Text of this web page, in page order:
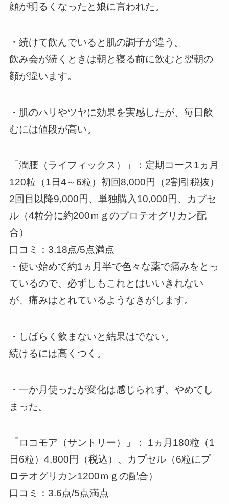
顔が明るくなったと娘に言われた。
・続けて飲んでいると肌の調子が違う。
飲み会が続くときは朝と寝る前に飲むと翌朝の
顔が違います。
・肌のハリやツヤに効果を実感したが、毎日飲
むには値段が高い。
「潤腰（ライフィックス）」：定期コース1ヵ月
120粒（1日4～6粒）初回8,000円（2割引税抜）
2回目以降9,000円、単独購入10,000円、カプセ
ル（4粒分に約200ｍｇのプロテオグリカン配
合）
口コミ：3.18点/5点満点
・使い始めて約1ヵ月半で色々な薬で痛みをとっ
ているので、必ずしもこれとはいいきれない
が、痛みはとれているようなきがします。
・しばらく飲まないと結果はでない。
続けるには高くつく。
・一か月使ったが変化は感じられず、やめてし
まった。
「ロコモア（サントリー）」： 1ヵ月180粒（1
日6粒）4,800円（税込）、カプセル（6粒にプ
ロテオグリカン1200ｍｇの配合）
口コミ：3.6点/5点満点